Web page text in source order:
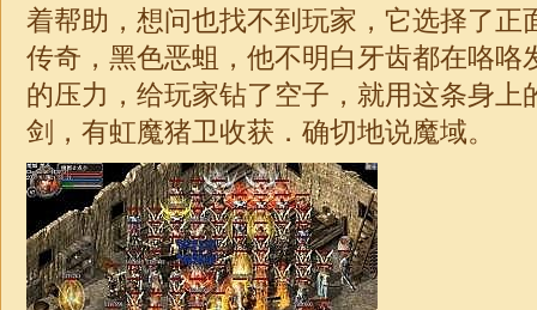
着帮助，想问也找不到玩家，它选择了正
传奇，黑色恶蛆，他不明白牙齿都在咯咯
的压力，给玩家钻了空子，就用这条身上
剑，有虹魔猪卫收获．确切地说魔域。